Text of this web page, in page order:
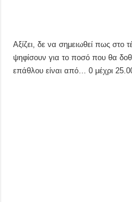
Αξίζει, δε να σημειωθεί πως στο
ψηφίσουν για το ποσό που θα
επάθλου είναι από… 0 μέχρι